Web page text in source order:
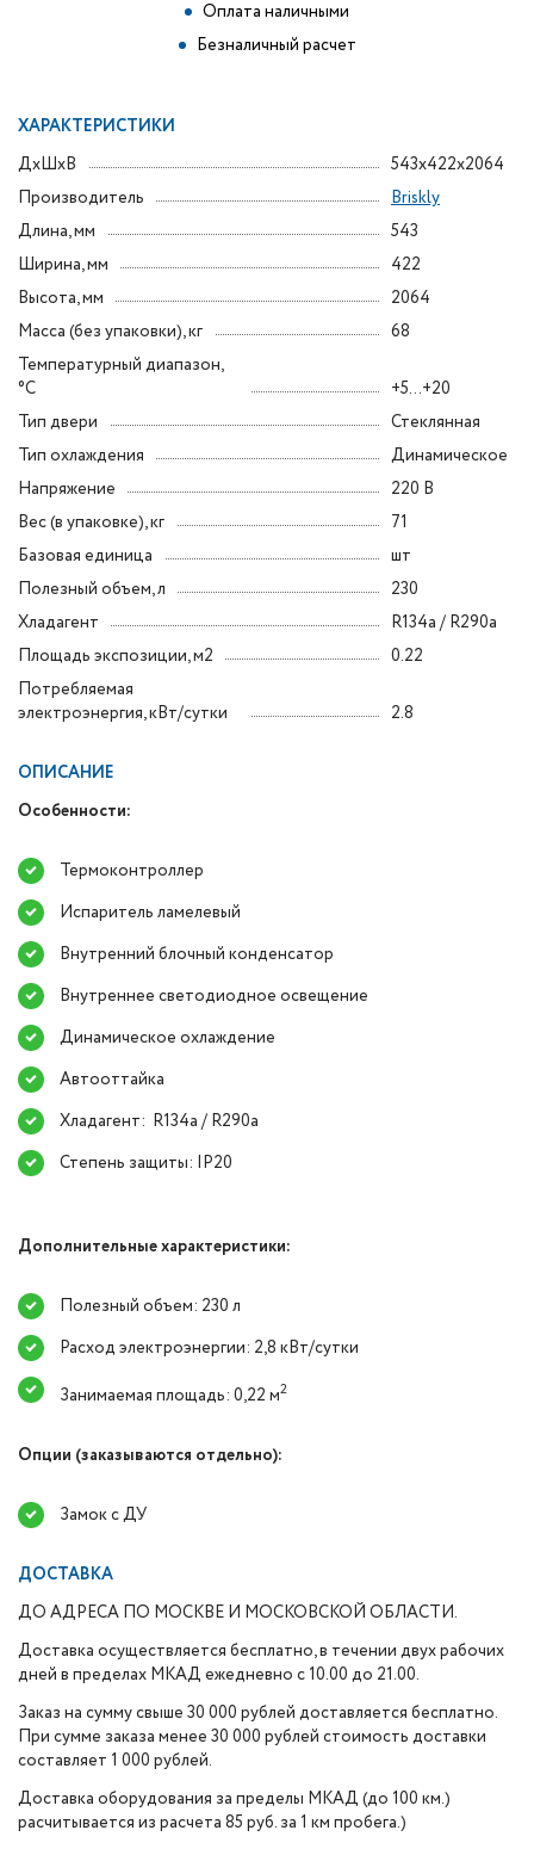
Оплата наличными
Безналичный расчет
ХАРАКТЕРИСТИКИ
ДxШxВ
543x422x2064
Производитель
Briskly
Длина, мм
543
Ширина, мм
422
Высота, мм
2064
Масса (без упаковки), кг
68
Температурный диапазон,
°C
+5...+20
Тип двери
Стеклянная
Тип охлаждения
Динамическое
Напряжение
220 В
Вес (в упаковке), кг
71
Базовая единица
шт
Полезный объем, л
230
Хладагент
R134a / R290a
Площадь экспозиции, м2
0.22
Потребляемая
электроэнергия, кВт/сутки
2.8
ОПИСАНИЕ
Особенности:
Термоконтроллер
Испаритель ламелевый
Внутренний блочный конденсатор
Внутреннее светодиодное освещение
Динамическое охлаждение
Автооттайка
Хладагент: R134a / R290a
Степень защиты: IP20
Дополнительные характеристики:
Полезный объем: 230 л
Расход электроэнергии: 2,8 кВт/сутки
Занимаемая площадь: 0,22 м2
Опции (заказываются отдельно):
Замок с ДУ
ДОСТАВКА
ДО АДРЕСА ПО МОСКВЕ И МОСКОВСКОЙ ОБЛАСТИ.
Доставка осуществляется бесплатно, в течении двух рабочих
дней в пределах МКАД ежедневно с 10.00 до 21.00.
Заказ на сумму свыше 30 000 рублей доставляется бесплатно.
При сумме заказа менее 30 000 рублей стоимость доставки
составляет 1 000 рублей.
Доставка оборудования за пределы МКАД (до 100 км.)
расчитывается из расчета 85 руб. за 1 км пробега.)